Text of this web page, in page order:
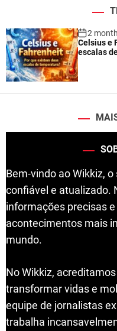
2
Celsius e
escalas
Bem-vindo ao Wikkiz,
confiável e atualizado.
informações precisas
acontecimentos mais
mundo.
No Wikkiz,
transformar vidas e
equipe de jornalistas
trabalha